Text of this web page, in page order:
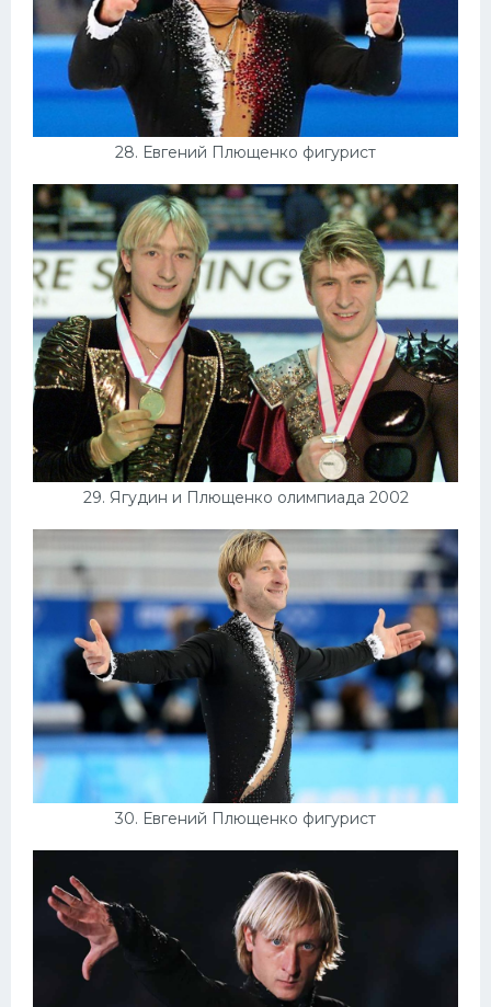
28. Евгений Плющенко фигурист
29. Ягудин и Плющенко олимпиада 2002
30. Евгений Плющенко фигурист